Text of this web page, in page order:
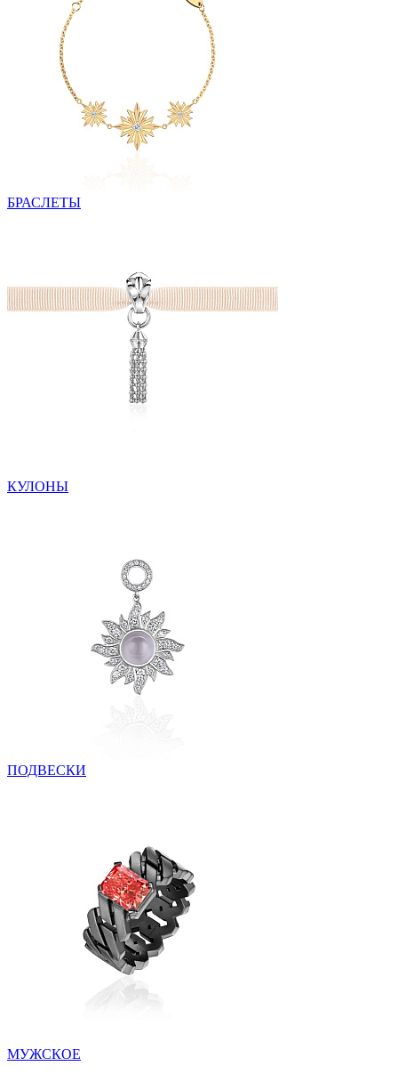
БРАСЛЕТЫ
КУЛОНЫ
ПОДВЕСКИ
МУЖСКОЕ